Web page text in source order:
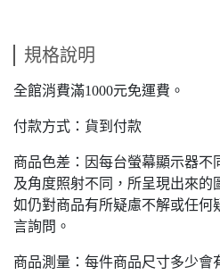
規格說明
全館消費滿1000元免運費。
付款方式：貨到付款
商品色差：因每台螢幕顯示器不
及角度照射不同，所呈現出來的
如仍對商品有所疑慮不解或任何
言詢問。
商品測量：每件商品尺寸多少會